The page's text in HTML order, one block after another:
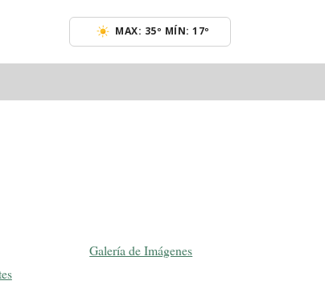
MAX: 35º MÍN: 17º
Galería de Imágenes